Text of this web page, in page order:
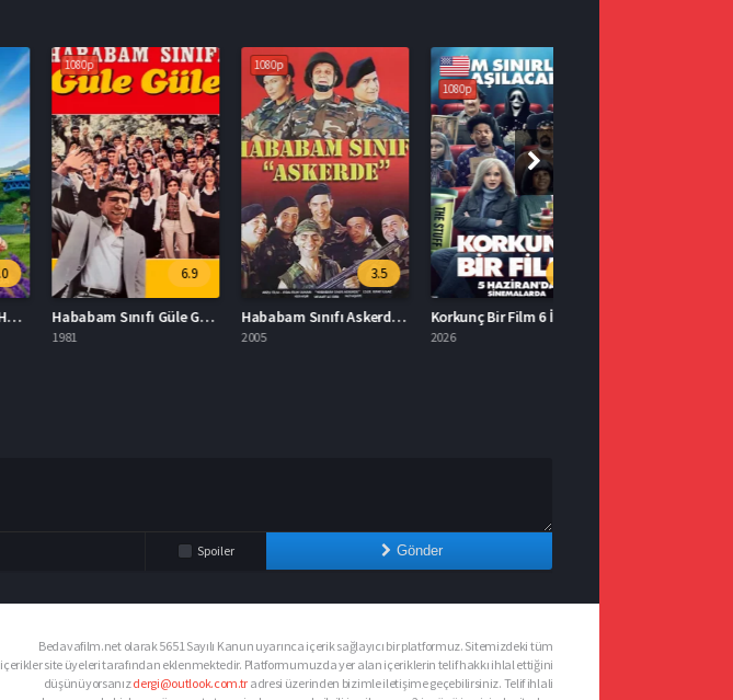
1080p
6.9
Hababam Sınıfı Güle Güle Full HD İzle
1080p
3.5
Hababam Sınıfı Askerde Full İzle
5.3
Korkunç Bir Film 6 İzle
Spoiler Gönder
Bedavafilm.net olarak 5651 Sayılı Kanun uyarınca içerik sağlayıcı bir platformuz. Sitemizdeki tüm
içerikler site üyeleri tarafından eklenmektedir. Platformumuzda yer alan içeriklerin telif hakkı ihlal ettiğini
düşünüyorsanızdergi@outlook.com.tr adresi üzerinden bizimle iletişime geçebilirsiniz. Telif ihlali